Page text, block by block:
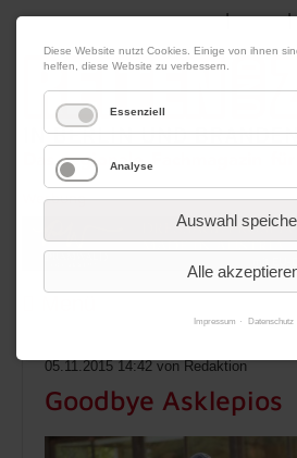
07. August 2026 Impressum|Kontakt|
Werbung
05.11.2015 14:42 von Redaktion
Goodbye Asklepios
Diese Website nutzt Cookies. Einige von ihnen
helfen, diese Website zu verbessern.
Essenziell
Analyse
Auswahl
Alle
Impressum Datenschutz